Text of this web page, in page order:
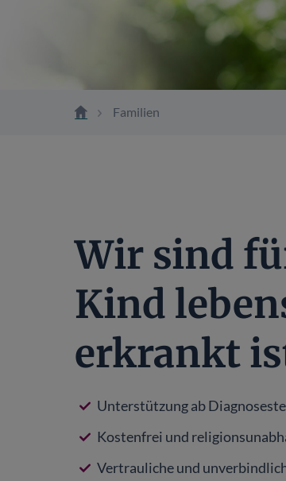
Familien
Wir sind
Kind
erkrankt
Unterstützung ab
Kostenfrei und
Vertrauliche und